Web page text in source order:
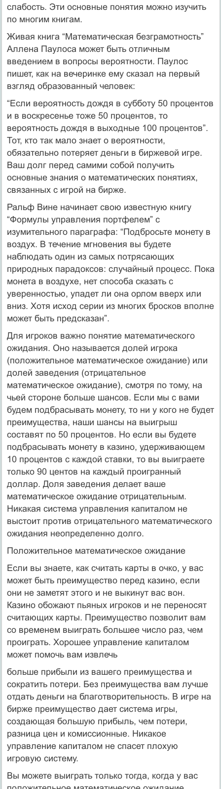
слабость. Эти основные понятия можно изучить
по многим книгам.
Живая книга “Математическая безграмотность”
Аллена Паулоса может быть отличным
введением в вопросы вероятности. Паулос
пишет, как на вечеринке ему сказал на первый
взгляд образованный человек:
“Если вероятность дождя в субботу 50 процентов
и в воскресенье тоже 50 процентов, то
вероятность дождя в выходные 100 процентов”.
Тот, кто так мало знает о вероятности,
обязательно потеряет деньги в биржевой игре.
Ваш долг перед самими собой получить
основные знания о математических понятиях,
связанных с игрой на бирже.
Ральф Вине начинает свою известную книгу
“Формулы управления портфелем” с
изумительного параграфа: “Подбросьте монету в
воздух. В течение мгновения вы будете
наблюдать один из самых потрясающих
природных парадоксов: случайный процесс. Пока
монета в воздухе, нет способа сказать с
уверенностью, упадет ли она орлом вверх или
вниз. Хотя исход серии из многих бросков вполне
может быть предсказан”.
Для игроков важно понятие математического
ожидания. Оно называется долей игрока
(положительное математическое ожидание) или
долей заведения (отрицательное
математическое ожидание), смотря по тому, на
чьей стороне больше шансов. Если мы с вами
будем подбрасывать монету, то ни у кого не будет
преимущества, наши шансы на выигрыш
составят по 50 процентов. Но если вы будете
подбрасывать монету в казино, удерживающем
10 процентов с каждой ставки, то вы выиграете
только 90 центов на каждый проигранный
доллар. Доля заведения делает ваше
математическое ожидание отрицательным.
Никакая система управления капиталом не
выстоит против отрицательного математического
ожидания неопределенно долго.
Положительное математическое ожидание
Если вы знаете, как считать карты в очко, у вас
может быть преимущество перед казино, если
они не заметят этого и не выкинут вас вон.
Казино обожают пьяных игроков и не переносят
считающих карты. Преимущество позволит вам
со временем выиграть большее число раз, чем
проиграть. Хорошее управление капиталом
может помочь вам извлечь
больше прибыли из вашего преимущества и
сократить потери. Без преимущества вам лучше
отдать деньги на благотворительность. В игре на
бирже преимущество дает система игры,
создающая большую прибыль, чем потери,
разница цен и комиссионные. Никакое
управление капиталом не спасет плохую
игровую систему.
Вы можете выиграть только тогда, когда у вас